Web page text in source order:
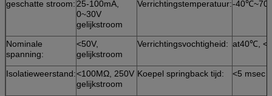
geschatte stroom: 25-100mA,
0~30V
gelijkstroom
Verrichtingstemperatuur:-
Nominale
spanning:
<50V,
gelijkstroom
Verrichtingsvochtigheid: at40℃,
Isolatieweerstand:<100MΩ, 250V
gelijkstroom
Koepel springback tijd: <5 msec